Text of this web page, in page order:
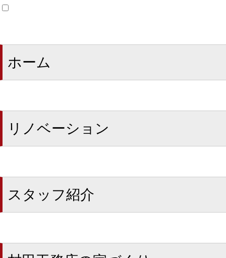
ホーム
リノベーション
スタッフ紹介